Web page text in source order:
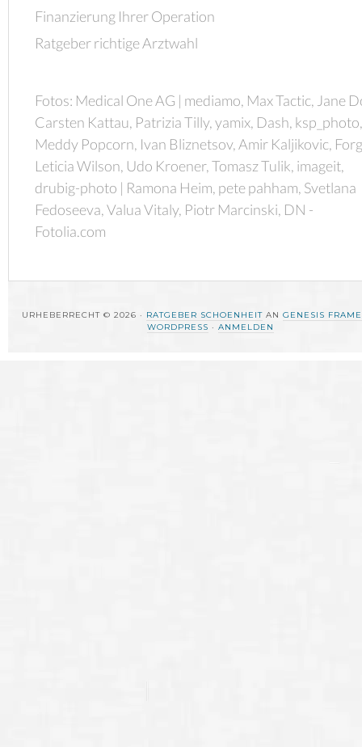
Finanzierung Ihrer Operation
Ratgeber richtige Arztwahl
Fotos: Medical One AG | mediamo, Max Tactic, Jane
Carsten Kattau, Patrizia Tilly, yamix, Dash, ksp_photo,
Meddy Popcorn, Ivan Bliznetsov, Amir Kaljikovic,
Leticia Wilson, Udo Kroener, Tomasz Tulik, imageit,
drubig-photo | Ramona Heim, pete pahham, Svetlana
Fedoseeva, Valua Vitaly, Piotr Marcinski, DN -
Fotolia.com
URHEBERRECHT © 2026 · RATGEBER SCHOENHEIT AN GENESIS
WORDPRESS · ANMELDEN